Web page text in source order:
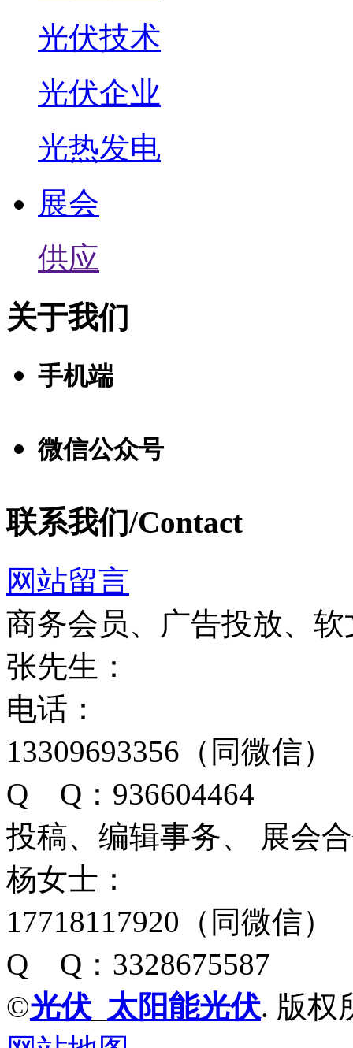
光伏技术
光伏企业
光热发电
展会
供应
关于我们
手机端
微信公众号
联系我们/Contact
网站留言
商务会员、广告投放、软
张先生：
电话：
13309693356（同微信）
Q Q：936604464
投稿、编辑事务、 展会
杨女士：
17718117920（同微信）
Q Q：3328675587
©光伏 太阳能光伏. 版权